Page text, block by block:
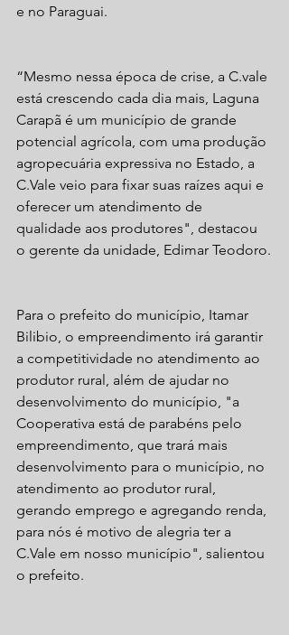
e no Paraguai.
“Mesmo nessa época de crise, a C.vale
está crescendo cada dia mais, Laguna
Carapã é um município de grande
potencial agrícola, com uma produção
agropecuária expressiva no Estado, a
C.Vale veio para fixar suas raízes aqui e
oferecer um atendimento de
qualidade aos produtores", destacou
o gerente da unidade, Edimar Teodoro.
Para o prefeito do município, Itamar
Bilibio, o empreendimento irá garantir
a competitividade no atendimento ao
produtor rural, além de ajudar no
desenvolvimento do município, "a
Cooperativa está de parabéns pelo
empreendimento, que trará mais
desenvolvimento para o município, no
atendimento ao produtor rural,
gerando emprego e agregando renda,
para nós é motivo de alegria ter a
C.Vale em nosso município", salientou
o prefeito.